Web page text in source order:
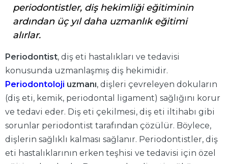
periodontistler, diş hekimliği eğitiminin
ardından üç yıl daha uzmanlık eğitimi
alırlar.
Periodontist, diş eti hastalıkları ve tedavisi
konusunda uzmanlaşmış diş hekimidir.
Periodontoloji uzmanı, dişleri çevreleyen dokuların
(diş eti, kemik, periodontal ligament) sağlığını korur
ve tedavi eder. Diş eti çekilmesi, diş eti iltihabı gibi
sorunlar periodontist tarafından çözülür. Böylece,
dişlerin sağlıklı kalması sağlanır. Periodontistler, diş
eti hastalıklarının erken teşhisi ve tedavisi için özel